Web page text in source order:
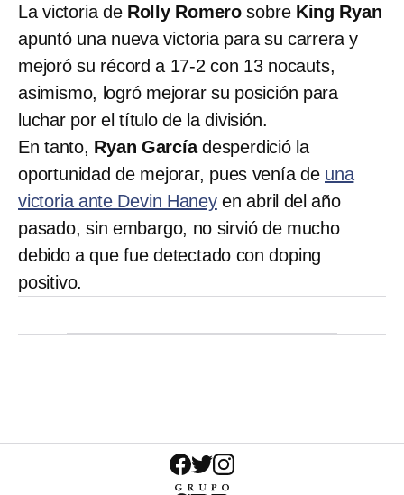
La victoria de Rolly Romero sobre King Ryan
apuntó una nueva victoria para su carrera y
mejoró su récord a 17-2 con 13 nocauts,
asimismo, logró mejorar su posición para
luchar por el título de la división.
En tanto, Ryan Garcíadesperdició la
oportunidad de mejorar, pues venía de una
victoria ante Devin Haneyen abril del año
pasado, sin embargo, no sirvió de mucho
debido a que fue detectado con doping
positivo.